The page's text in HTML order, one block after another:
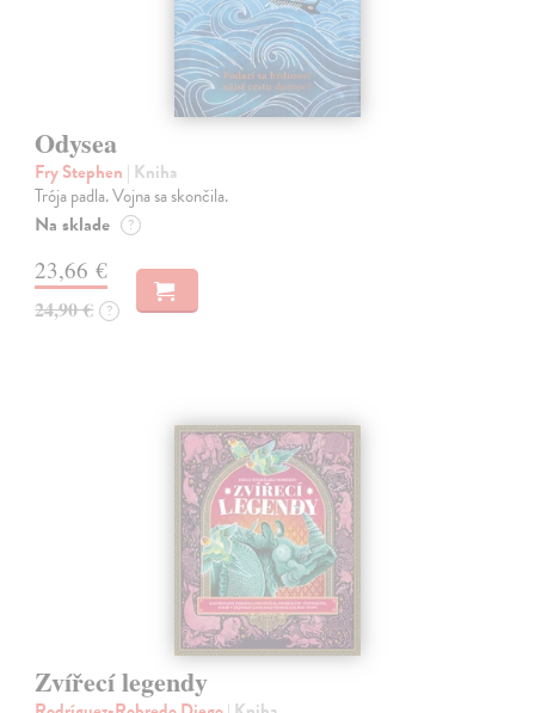
Odysea
Fry Stephen | Kniha
Trója padla. Vojna sa skončila.
Na sklade ?
23,66 €
24,90 € ?
Zvířecí legendy